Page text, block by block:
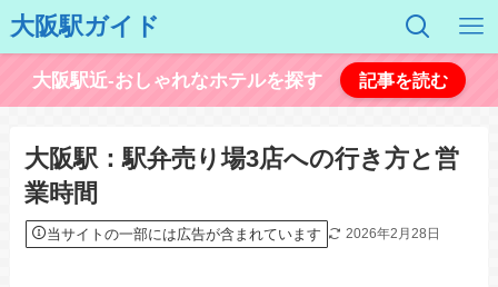
大阪駅ガイド
大阪駅近-おしゃれなホテルを探す 記事を読む
大阪駅：駅弁売り場3店への行き方と営
業時間
当サイトの一部には広告が含まれています 2026年2月28日